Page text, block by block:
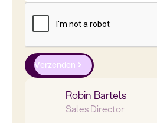
Robin Bartels
Sales Director
Verzenden